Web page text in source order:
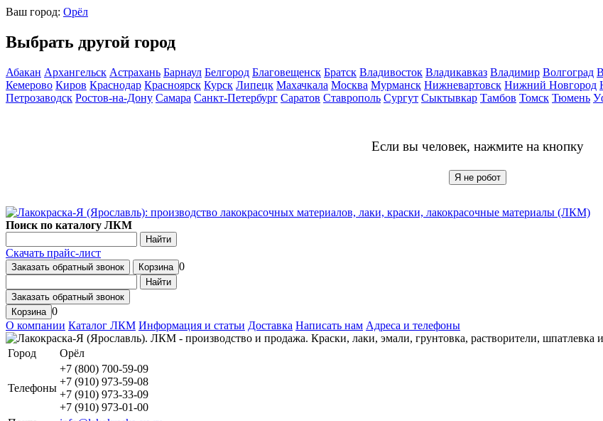
Ваш город: Орёл
Выбрать другой город
Абакан Архангельск Астрахань Барнаул Белгород Благовещенск Братск Владивосток Владикавказ Владимир Волгоград
Кемерово Киров Краснодар Красноярск Курск Липецк Махачкала Москва Мурманск Нижневартовск Нижний Новгород
Петрозаводск Ростов-на-Дону Самара Санкт-Петербург Саратов Ставрополь Сургут Сыктывкар Тамбов Томск Тюмень
Если вы человек, нажмите на кнопку
Я не робот
Поиск по каталогу ЛКМ
Найти
Скачать прайс-лист
Заказать обратный звонок Корзина 0
Найти
Заказать обратный звонок
Корзина 0
О компании Каталог ЛКМ Информация и статьи Доставка Написать нам Адреса и телефоны
Город Орёл
Телефоны
+7 (800) 700-59-09
+7 (910) 973-59-08
+7 (910) 973-33-09
+7 (910) 973-01-00